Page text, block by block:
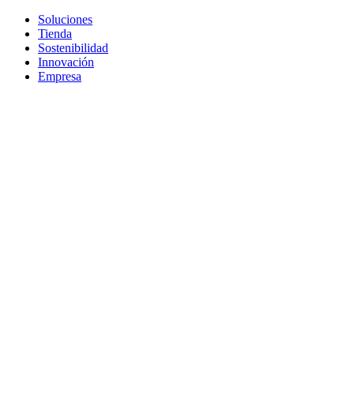
Soluciones
Tienda
Sostenibilidad
Innovación
Empresa